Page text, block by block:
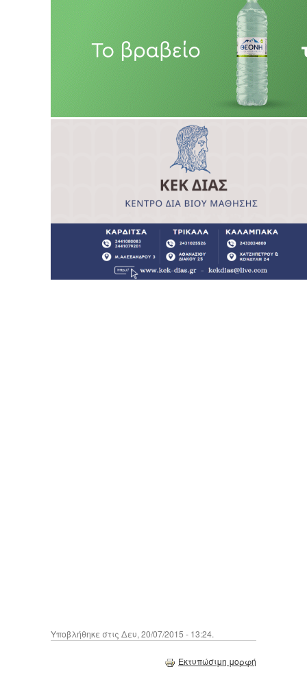
Υποβλήθηκε στις Δευ, 20/07/2015 - 13:24.
Εκτυπώσιμη μορφή